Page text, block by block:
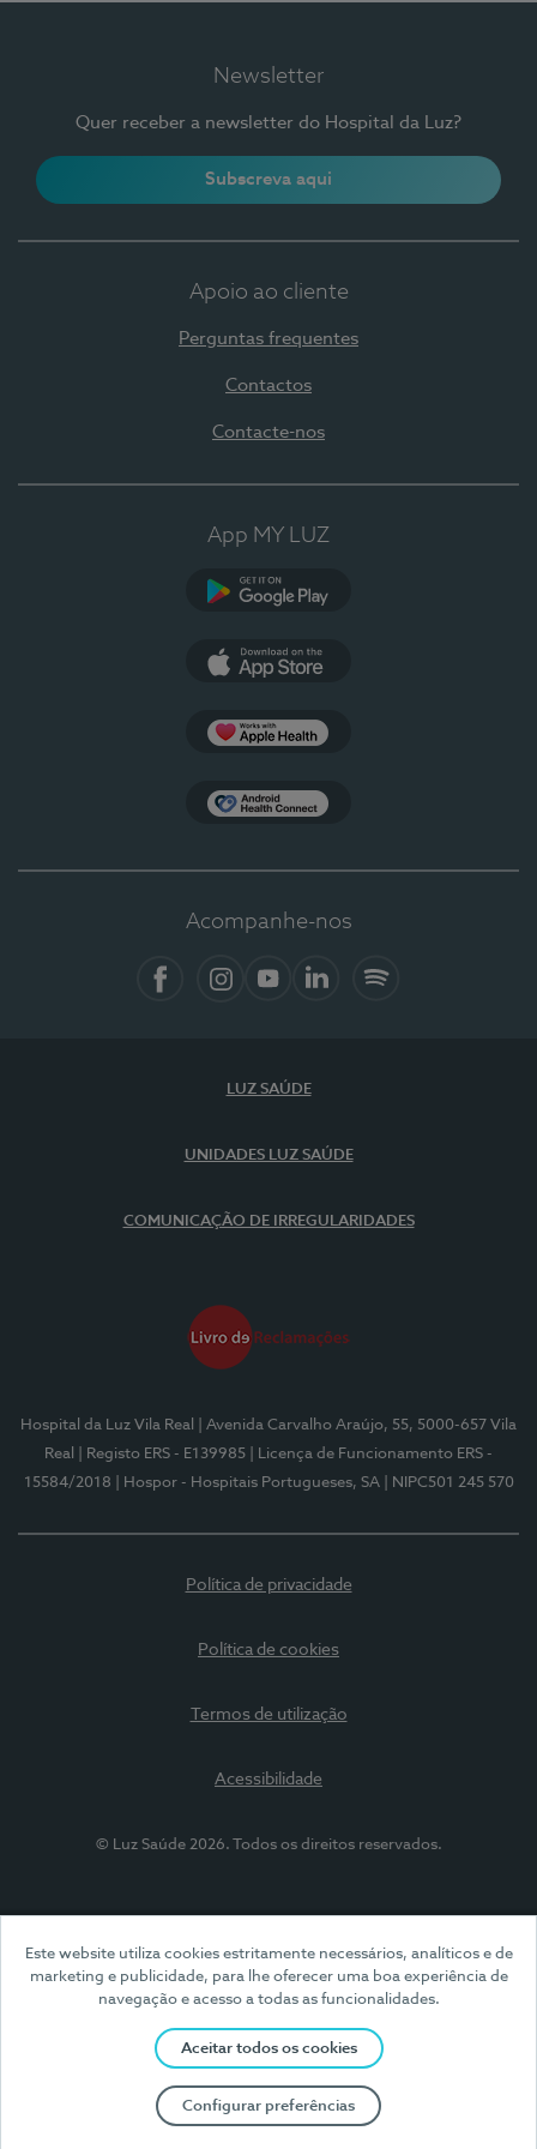
Este website utiliza cookies estritamente necessários, analíticos e de
marketing e publicidade, para lhe oferecer uma boa experiência de
navegação e acesso a todas as funcionalidades.
Aceitar todos os cookies
Configurar preferências
Newsletter
Quer receber a newsletter do Hospital da Luz?
Subscreva aqui
Apoio ao cliente
Perguntas frequentes
Contactos
Contacte-nos
App MY LUZ
Acompanhe-nos
LUZ SAÚDE
UNIDADES LUZ SAÚDE
COMUNICAÇÃO DE IRREGULARIDADES
Hospital da Luz Vila Real
| Avenida Carvalho Araújo, 55, 5000-657 Vila
Real
| Registo ERS - E139985
| Licença de Funcionamento ERS -
15584/2018
| Hospor - Hospitais Portugueses, SA | NIPC501 245 570
Política de privacidade
Política de cookies
Termos de utilização
Acessibilidade
© Luz Saúde 2026. Todos os direitos reservados.